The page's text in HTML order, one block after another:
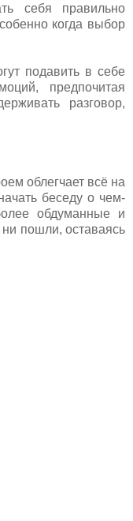
себя правильно
когда выбор
подавить в себе
предпочитая
разговор,
облегчает всё на
беседу о чем-
обдуманные и
пошли, оставаясь